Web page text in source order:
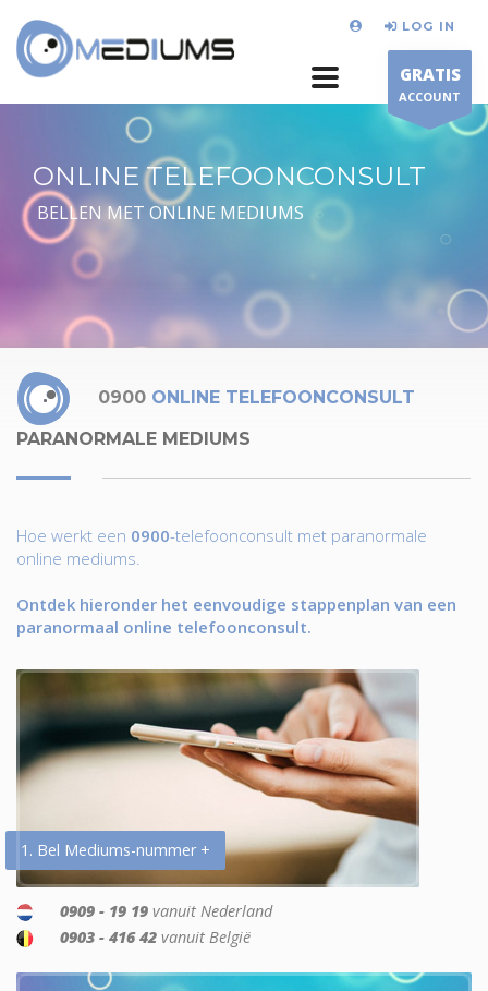
LOG IN
GRATIS
ACCOUNT
ONLINE TELEFOONCONSULT
BELLEN MET ONLINE MEDIUMS
0900 ONLINE TELEFOONCONSULT
PARANORMALE MEDIUMS
Hoe werkt een 0900-telefoonconsult met paranormale
online mediums.
Ontdek hieronder het eenvoudige stappenplan van een
paranormaal online telefoonconsult.
1. Bel Mediums-nummer +
0909 - 19 19 vanuit Nederland
0903 - 416 42 vanuit België